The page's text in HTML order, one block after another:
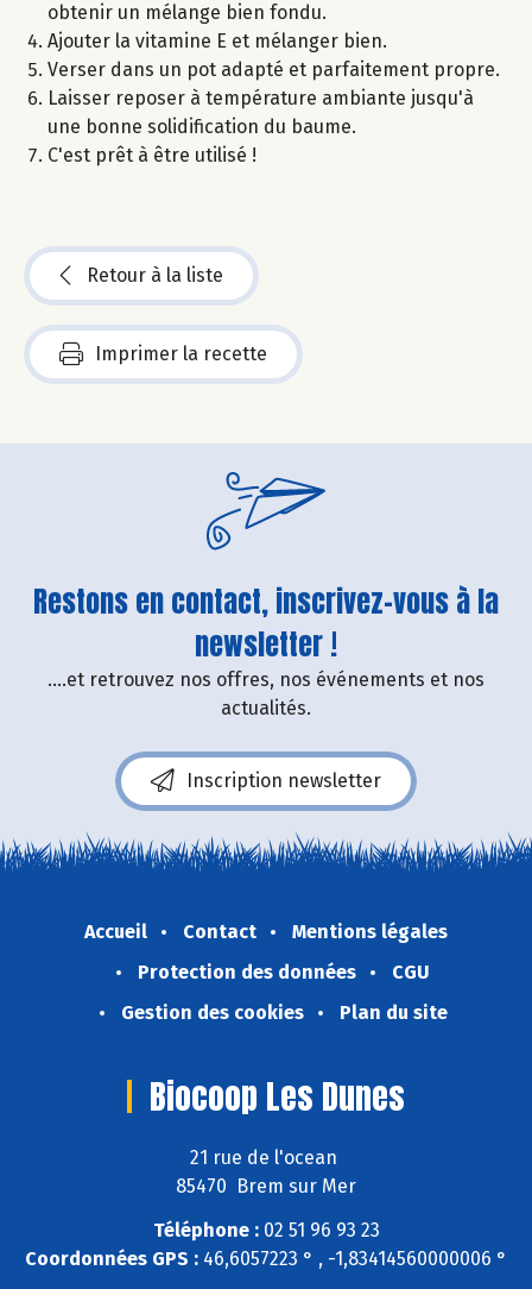
obtenir un mélange bien fondu.
Ajouter la vitamine E et mélanger bien.
Verser dans un pot adapté et parfaitement propre.
Laisser reposer à température ambiante jusqu'à
une bonne solidification du baume.
C'est prêt à être utilisé !
Retour à la liste
Imprimer la recette
Restons en contact, inscrivez-vous à la
newsletter !
....et retrouvez nos offres, nos événements et nos
actualités.
Inscription newsletter
Accueil Contact
Mentions légales
Protection des données
CGU
Gestion des cookies
Plan du site
Biocoop Les Dunes
21 rue de l'ocean
85470 Brem sur Mer
Téléphone :02 51 96 93 23
Coordonnées GPS : 46,6057223 ° , -1,83414560000006 °